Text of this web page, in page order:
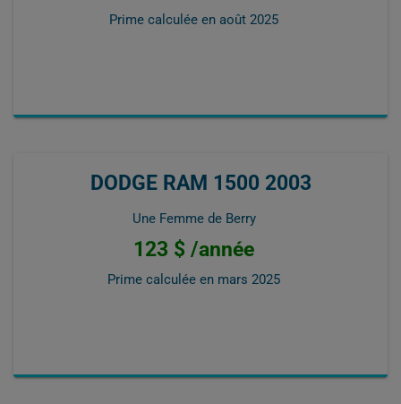
Prime calculée en août 2025
DODGE RAM 1500 2003
Une Femme de Berry
123 $ /année
Prime calculée en mars 2025